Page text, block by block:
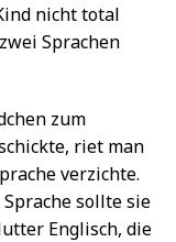
nicht total
Sprachen
zum
riet man
verzichte.
sollte sie
Englisch, die